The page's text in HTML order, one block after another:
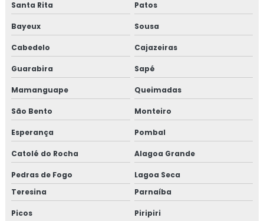
Santa Rita Patos
Bayeux Sousa
Cabedelo Cajazeiras
Guarabira Sapé
Mamanguape Queimadas
São Bento Monteiro
Esperança Pombal
Catolé do Rocha Alagoa Grande
Pedras de Fogo
Lagoa Seca
Teresina
Parnaíba
Picos Piripiri